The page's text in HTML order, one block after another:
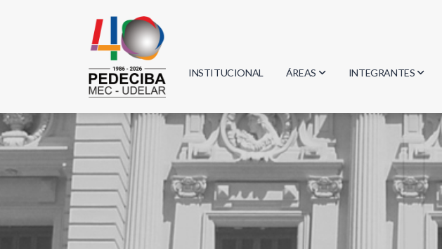
INSTITUCIONAL ÁREAS
Biología
Física
Geociencias
Informática
Matemática
INTEGRANTES
Investigadores
Estudiantes
Egresados